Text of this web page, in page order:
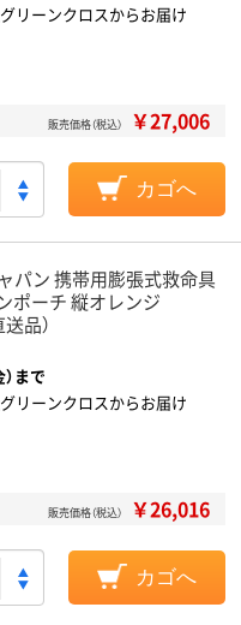
リーンクロスからお届け
販売価格（税込） ￥27,006
カゴへ
パン 携帯用膨張式救命具
ポーチ 縦オレンジ
品）
まで
リーンクロスからお届け
販売価格（税込） ￥26,016
カゴへ